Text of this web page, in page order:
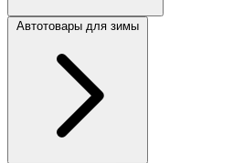
Автотовары для зимы